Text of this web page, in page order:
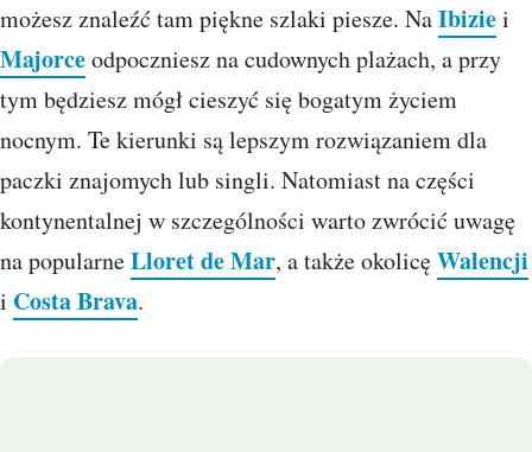
możesz znaleźć tam piękne szlaki piesze. NaIbiziei
Majorceodpoczniesz na cudownych plażach, a przy
tym będziesz mógł cieszyć się bogatym życiem
nocnym. Te kierunki są lepszym rozwiązaniem dla
paczki znajomych lub singli. Natomiast na części
kontynentalnej w szczególności warto zwrócić uwagę
na popularneLloret de Mar, a także okolicę Walencji
i Costa Brava.